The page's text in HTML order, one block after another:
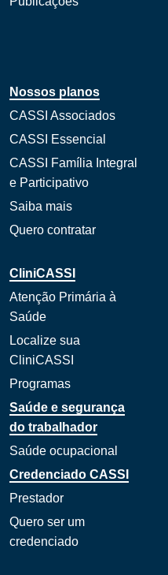
Nossos planos
CASSI Associados
CASSI Essencial
CASSI Família Integral
e Participativo
Saiba mais
Quero contratar
CliniCASSI
Atenção Primária à
Saúde
Localize sua
CliniCASSI
Programas
Saúde e segurança
do trabalhador
Saúde ocupacional
Credenciado CASSI
Prestador
Quero ser um
credenciado